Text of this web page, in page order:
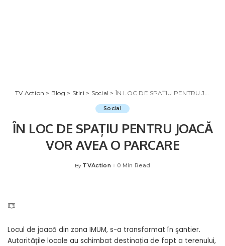
TV Action > Blog > Stiri > Social > ÎN LOC DE SPAȚIU PENTRU JOACĂ VOR AVEA O PARCARE
Social
ÎN LOC DE SPAȚIU PENTRU JOACĂ
VOR AVEA O PARCARE
Posted
By TVAction 0 Min Read
Locul de joacă din zona IMUM, s-a transformat în şantier.
Autoritățile locale au schimbat destinația de fapt a terenului,